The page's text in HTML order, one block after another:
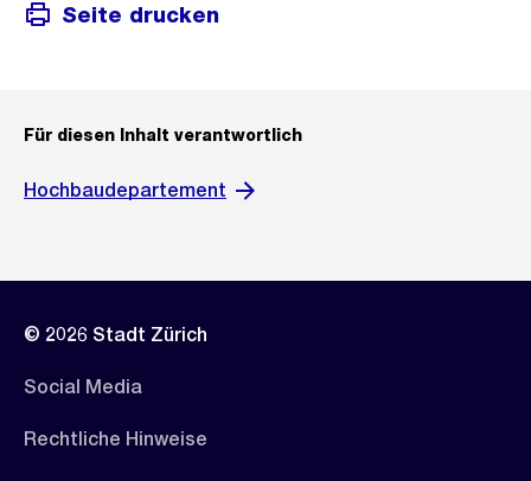
Seite drucken
Für diesen Inhalt verantwortlich
Hochbaudepartement
© 2026 Stadt Zürich
Social Media
Rechtliche Hinweise